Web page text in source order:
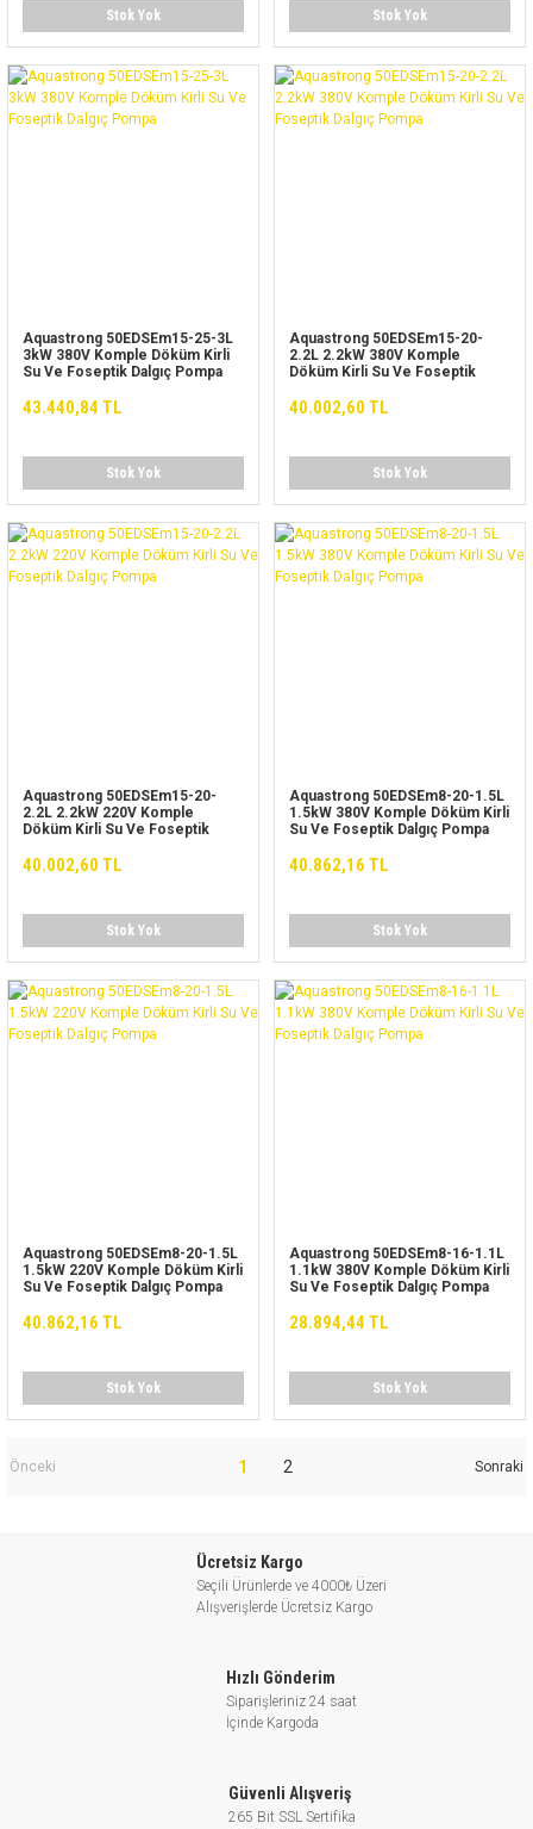
Stok Yok Stok Yok
Aquastrong 50EDSEm15-25-3L
3kW 380V Komple Döküm Kirli
Su Ve Foseptik Dalgıç Pompa
43.440,84 TL
Stok Yok
Aquastrong 50EDSEm15-20-
2.2L 2.2kW 380V Komple
Döküm Kirli Su Ve Foseptik
40.002,60 TL
Stok Yok
Aquastrong 50EDSEm15-20-
2.2L 2.2kW 220V Komple
Döküm Kirli Su Ve Foseptik
40.002,60 TL
Stok Yok
Aquastrong 50EDSEm8-20-1.5L
1.5kW 380V Komple Döküm Kirli
Su Ve Foseptik Dalgıç Pompa
40.862,16 TL
Stok Yok
Aquastrong 50EDSEm8-20-1.5L
1.5kW 220V Komple Döküm Kirli
Su Ve Foseptik Dalgıç Pompa
40.862,16 TL
Stok Yok
Aquastrong 50EDSEm8-16-1.1L
1.1kW 380V Komple Döküm Kirli
Su Ve Foseptik Dalgıç Pompa
28.894,44 TL
Stok Yok
1 2
Ücretsiz Kargo
Seçili Ürünlerde ve 4000₺ Üzeri
Alışverişlerde Ücretsiz Kargo
Hızlı Gönderim
Siparişleriniz 24 saat
İçinde Kargoda
Güvenli Alışveriş
265 Bit SSL Sertifika